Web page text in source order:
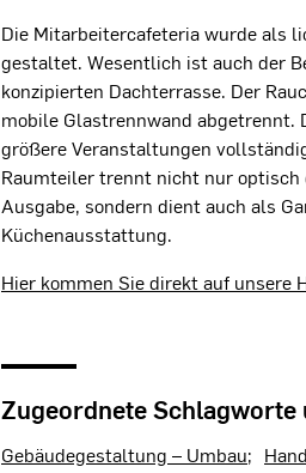
Die Mitarbeitercafeteria wurde als
gestaltet. Wesentlich ist auch der
konzipierten Dachterrasse. Der
mobile Glastrennwand abgetrennt.
größere Veranstaltungen
Raumteiler trennt nicht nur optisch
Ausgabe, sondern dient auch als
Küchenausstattung.
Hier kommen Sie direkt auf unsere
Zugeordnete Schlagworte
Gebäudegestaltung – Umbau